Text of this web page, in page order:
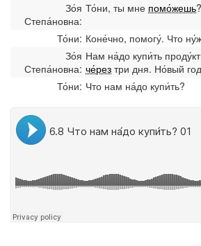
Зо́я
Степа́новна:
То́ни, ты мне помо́жешь?
То́ни: Коне́чно, помогу́. Что
Зо́я
Степа́новна:
Нам на́до купи́ть
че́рез три дня. Но́вый год
То́ни: Что нам на́до купи́ть?